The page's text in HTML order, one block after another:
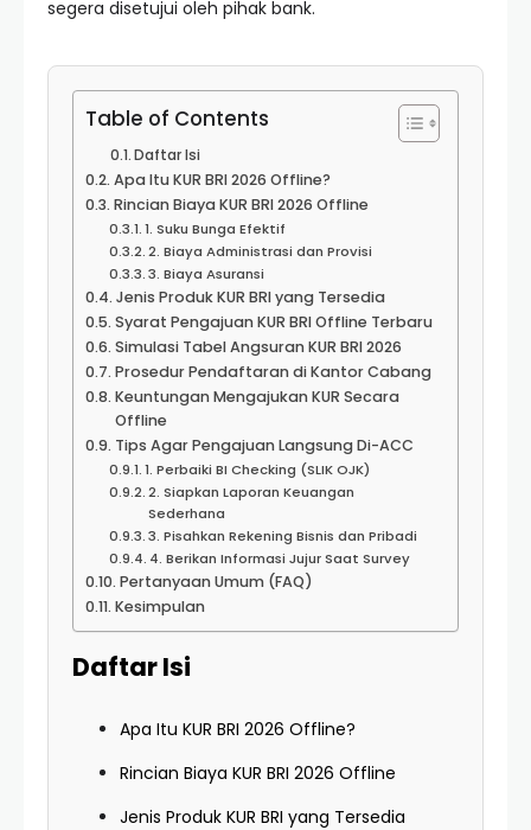
segera disetujui oleh pihak bank.
Table of Contents
Daftar Isi
Apa Itu KUR BRI 2026 Offline?
Rincian Biaya KUR BRI 2026 Offline
1. Suku Bunga Efektif
2. Biaya Administrasi dan Provisi
3. Biaya Asuransi
Jenis Produk KUR BRI yang Tersedia
Syarat Pengajuan KUR BRI Offline Terbaru
Simulasi Tabel Angsuran KUR BRI 2026
Prosedur Pendaftaran di Kantor Cabang
Keuntungan Mengajukan KUR Secara
Offline
Tips Agar Pengajuan Langsung Di-ACC
1. Perbaiki BI Checking (SLIK OJK)
2. Siapkan Laporan Keuangan
Sederhana
3. Pisahkan Rekening Bisnis dan Pribadi
4. Berikan Informasi Jujur Saat Survey
Pertanyaan Umum (FAQ)
Kesimpulan
Daftar Isi
Apa Itu KUR BRI 2026 Offline?
Rincian Biaya KUR BRI 2026 Offline
Jenis Produk KUR BRI yang Tersedia